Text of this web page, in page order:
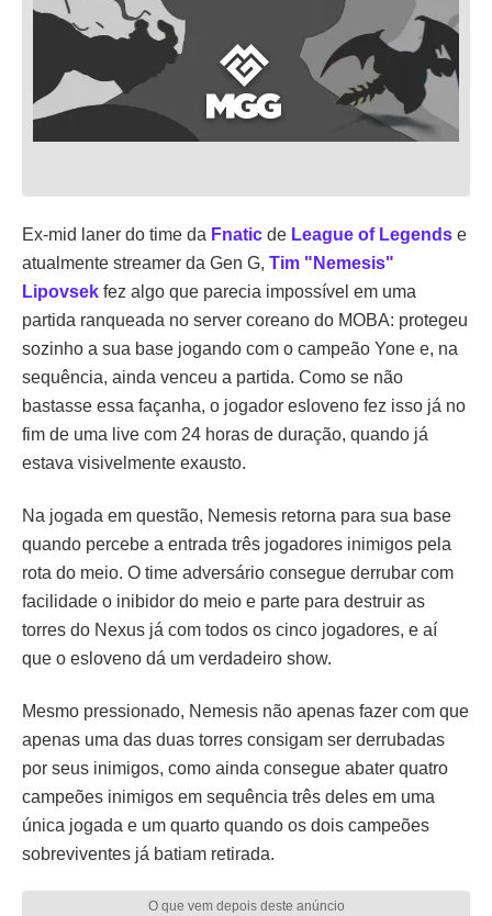
Ex-mid laner do time da Fnatic de League of Legends e
atualmente streamer da Gen G, Tim "Nemesis"
Lipovsek fez algo que parecia impossível em uma
partida ranqueada no server coreano do MOBA: protegeu
sozinho a sua base jogando com o campeão Yone e, na
sequência, ainda venceu a partida. Como se não
bastasse essa façanha, o jogador esloveno fez isso já no
fim de uma live com 24 horas de duração, quando já
estava visivelmente exausto.
Na jogada em questão, Nemesis retorna para sua base
quando percebe a entrada três jogadores inimigos pela
rota do meio. O time adversário consegue derrubar com
facilidade o inibidor do meio e parte para destruir as
torres do Nexus já com todos os cinco jogadores, e aí
que o esloveno dá um verdadeiro show.
Mesmo pressionado, Nemesis não apenas fazer com que
apenas uma das duas torres consigam ser derrubadas
por seus inimigos, como ainda consegue abater quatro
campeões inimigos em sequência três deles em uma
única jogada e um quarto quando os dois campeões
sobreviventes já batiam retirada.